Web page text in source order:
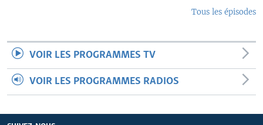
Tous les épisodes
VOIR LES PROGRAMMES TV
VOIR LES PROGRAMMES RADIOS